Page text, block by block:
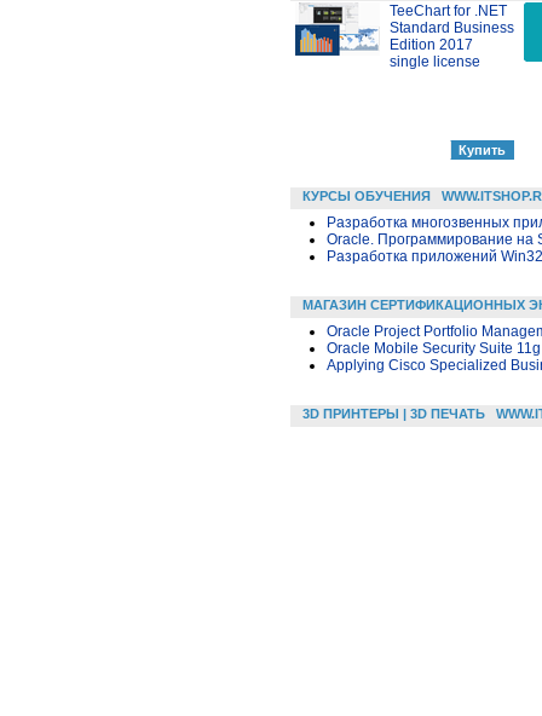
TeeChart for .NET
Standard Business
Edition 2017
single license
КУРСЫ ОБУЧЕНИЯ
Разработка многозвенных
Oracle. Программирование на
Разработка приложений
МАГАЗИН СЕРТИФИКАЦИОННЫХ
Oracle Project Portfolio
Oracle Mobile Security Suite
Applying Cisco Specialized
3D ПРИНТЕРЫ | 3D ПЕЧАТЬ